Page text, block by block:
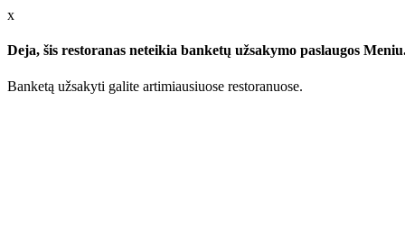
x
Deja, šis restoranas neteikia banketų užsakymo paslaugos
Banketą užsakyti galite artimiausiuose restoranuose.